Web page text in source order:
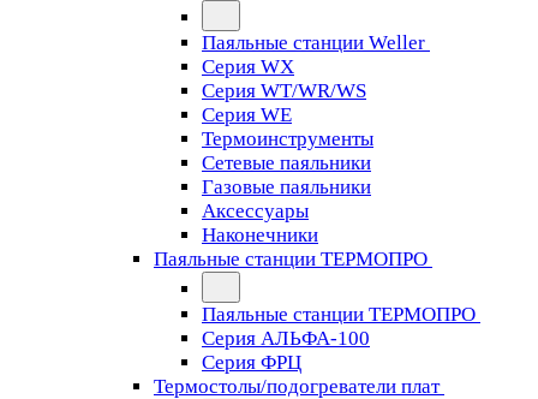
Паяльные станции Weller
Серия WX
Серия WT/WR/WS
Серия WE
Термоинструменты
Сетевые паяльники
Газовые паяльники
Аксессуары
Наконечники
Паяльные станции ТЕРМОПРО
Паяльные станции ТЕРМОПРО
Серия АЛЬФА-100
Серия ФРЦ
Термостолы/подогреватели плат